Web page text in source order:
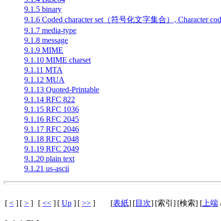
9.1.5 binary
9.1.6 Coded character set（符号化文字集合）, Character
9.1.7 media-type
9.1.8 message
9.1.9 MIME
9.1.10 MIME charset
9.1.11 MTA
9.1.12 MUA
9.1.13 Quoted-Printable
9.1.14 RFC 822
9.1.15 RFC 1036
9.1.16 RFC 2045
9.1.17 RFC 2046
9.1.18 RFC 2048
9.1.19 RFC 2049
9.1.20 plain text
9.1.21 us-ascii
[ < ] [ > ] [ << ] [ Up ] [ >> ] [表紙] [目次] [索引] [検索] [ 上端